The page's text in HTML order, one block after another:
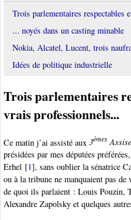
Trois parlementaires respectables
... noyés dans un casting minable
Nokia, Alcatel, Lucent, trois
Idées de politique industrielle
Trois parlementaires
vrais professionnels...
Ce matin j’ai assisté aux 3èmes
présidées par mes députées
Erhel [1], sans oublier la sénatrice
ou à la tribune ne manquaient pas
de quoi ils parlaient : Louis Pouzin,
Alexandre Zapolsky et quelques